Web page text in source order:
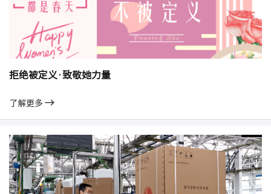
拒绝被定义·致敬她力量
了解更多